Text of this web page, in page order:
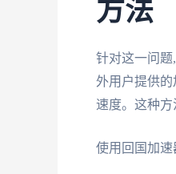
方法
针对这一问
外用户提供的
速度。这种方
使用回国加